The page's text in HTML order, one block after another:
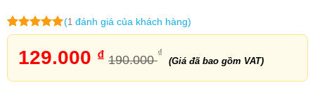
5trên 5
dựa trên
1
đánh giá
(1 đánh giá của khách hàng)
129.000 ₫ 190.000
₫
(Giá đã bao gồm VAT)